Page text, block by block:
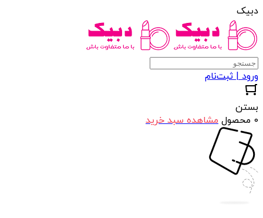
دبیک
ورود | ثبت‌نام
بستن
0 محصول
مشاهده سبد خرید